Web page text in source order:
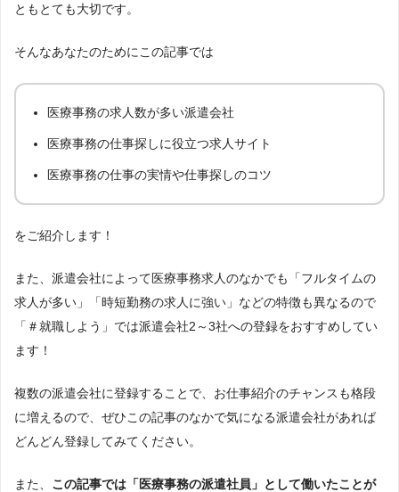
ともとても大切です。
そんなあなたのためにこの記事では
医療事務の求人数が多い派遣会社
医療事務の仕事探しに役立つ求人サイト
医療事務の仕事の実情や仕事探しのコツ
をご紹介します！
また、派遣会社によって医療事務求人のなかでも「フルタイムの
求人が多い」「時短勤務の求人に強い」などの特徴も異なるので
「＃就職しよう」では派遣会社2～3社への登録をおすすめしてい
ます！
複数の派遣会社に登録することで、お仕事紹介のチャンスも格段
に増えるので、ぜひこの記事のなかで気になる派遣会社があれば
どんどん登録してみてください。
また、 この記事では「医療事務の派遣社員」として働いたことが